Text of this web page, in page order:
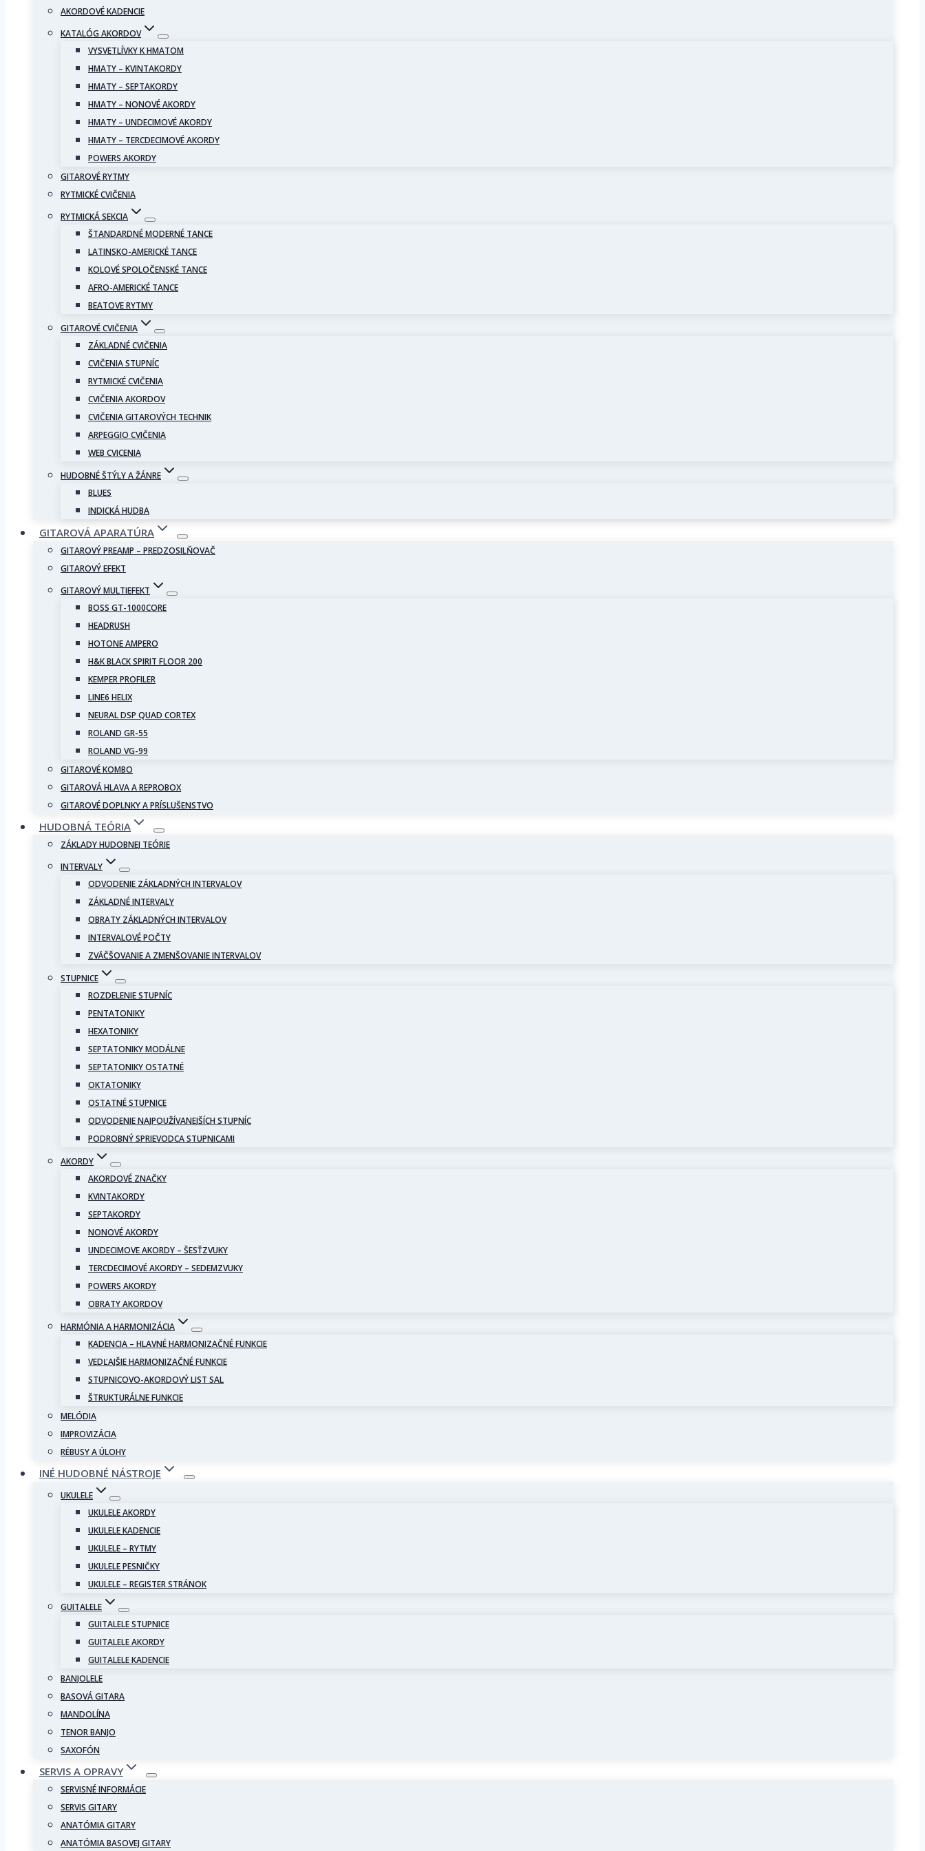
AKORDOVÉ KADENCIE
KATALÓG AKORDOV
VYSVETLÍVKY K HMATOM
HMATY – KVINTAKORDY
HMATY – SEPTAKORDY
HMATY – NONOVÉ AKORDY
HMATY – UNDECIMOVÉ AKORDY
HMATY – TERCDECIMOVÉ AKORDY
POWERS AKORDY
GITAROVÉ RYTMY
RYTMICKÉ CVIČENIA
RYTMICKÁ SEKCIA
ŠTANDARDNÉ MODERNÉ TANCE
LATINSKO-AMERICKÉ TANCE
KOLOVÉ SPOLOČENSKÉ TANCE
AFRO-AMERICKÉ TANCE
BEATOVE RYTMY
GITAROVÉ CVIČENIA
ZÁKLADNÉ CVIČENIA
CVIČENIA STUPNÍC
RYTMICKÉ CVIČENIA
CVIČENIA AKORDOV
CVIČENIA GITAROVÝCH TECHNIK
ARPEGGIO CVIČENIA
WEB CVICENIA
HUDOBNÉ ŠTÝLY A ŽÁNRE
BLUES
INDICKÁ HUDBA
GITAROVÁ APARATÚRA
GITAROVÝ PREAMP – PREDZOSILŇOVAČ
GITAROVÝ EFEKT
GITAROVÝ MULTIEFEKT
BOSS GT-1000CORE
HEADRUSH
HOTONE AMPERO
H&K BLACK SPIRIT FLOOR 200
KEMPER PROFILER
LINE6 HELIX
NEURAL DSP QUAD CORTEX
ROLAND GR-55
ROLAND VG-99
GITAROVÉ KOMBO
GITAROVÁ HLAVA A REPROBOX
GITAROVÉ DOPLNKY A PRÍSLUŠENSTVO
HUDOBNÁ TEÓRIA
ZÁKLADY HUDOBNEJ TEÓRIE
INTERVALY
ODVODENIE ZÁKLADNÝCH INTERVALOV
ZÁKLADNÉ INTERVALY
OBRATY ZÁKLADNÝCH INTERVALOV
INTERVALOVÉ POČTY
ZVÄČŠOVANIE A ZMENŠOVANIE INTERVALOV
STUPNICE
ROZDELENIE STUPNÍC
PENTATONIKY
HEXATONIKY
SEPTATONIKY MODÁLNE
SEPTATONIKY OSTATNÉ
OKTATONIKY
OSTATNÉ STUPNICE
ODVODENIE NAJPOUŽÍVANEJŠÍCH STUPNÍC
PODROBNÝ SPRIEVODCA STUPNICAMI
AKORDY
AKORDOVÉ ZNAČKY
KVINTAKORDY
SEPTAKORDY
NONOVÉ AKORDY
UNDECIMOVE AKORDY – ŠESŤZVUKY
TERCDECIMOVÉ AKORDY – SEDEMZVUKY
POWERS AKORDY
OBRATY AKORDOV
HARMÓNIA A HARMONIZÁCIA
KADENCIA – HLAVNÉ HARMONIZAČNÉ FUNKCIE
VEDĽAJŠIE HARMONIZAČNÉ FUNKCIE
STUPNICOVO-AKORDOVÝ LIST SAL
ŠTRUKTURÁLNE FUNKCIE
MELÓDIA
IMPROVIZÁCIA
RÉBUSY A ÚLOHY
INÉ HUDOBNÉ NÁSTROJE
UKULELE
UKULELE AKORDY
UKULELE KADENCIE
UKULELE – RYTMY
UKULELE PESNIČKY
UKULELE – REGISTER STRÁNOK
GUITALELE
GUITALELE STUPNICE
GUITALELE AKORDY
GUITALELE KADENCIE
BANJOLELE
BASOVÁ GITARA
MANDOLÍNA
TENOR BANJO
SAXOFÓN
SERVIS A OPRAVY
SERVISNÉ INFORMÁCIE
SERVIS GITARY
ANATÓMIA GITARY
ANATÓMIA BASOVEJ GITARY